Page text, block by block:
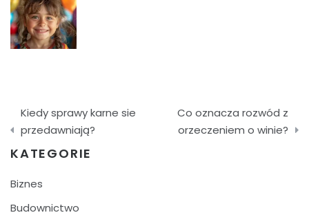
Nawigacja
wpisu
Kiedy sprawy karne sie
przedawniają?
Co oznacza rozwód z
orzeczeniem o winie?
KATEGORIE
Biznes
Budownictwo